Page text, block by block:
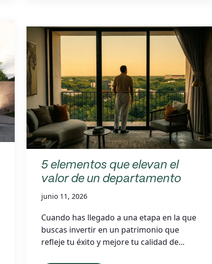
5 elementos que elevan el
valor de un departamento
junio 11, 2026
Cuando has llegado a una etapa en la que
buscas invertir en un patrimonio que
refleje tu éxito y mejore tu calidad de...